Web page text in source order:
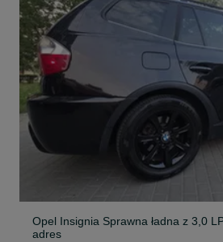
Opel Insignia Sprawna ładna z 3,0 LPG. Doprowadze pod
adres